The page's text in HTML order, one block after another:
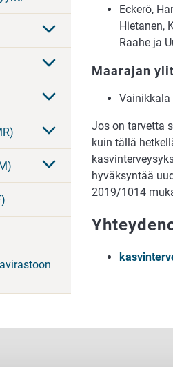
Eckerö,
Hietanen,
Raahe ja
Maarajan
Vainikkala
Jos on tarvetta
kuin tällä
hyväksyntää
2019/1014